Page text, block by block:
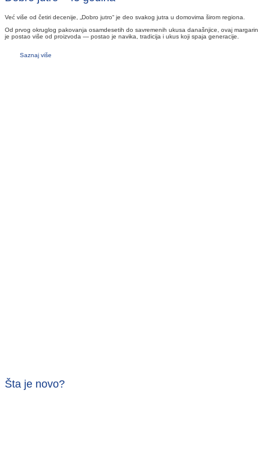
Već više od četiri decenije, „Dobro jutro“ je deo svakog jutra u domovima širom regiona.
Od prvog okruglog pakovanja osamdesetih do savremenih ukusa današnjice, ovaj margarin
je postao više od proizvoda — postao je navika, tradicija i ukus koji spaja generacije.
Saznaj više
Šta je novo?